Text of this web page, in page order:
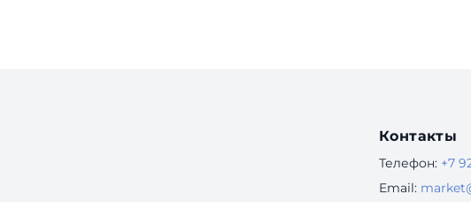
Контакты
Телефон: +7
Email: